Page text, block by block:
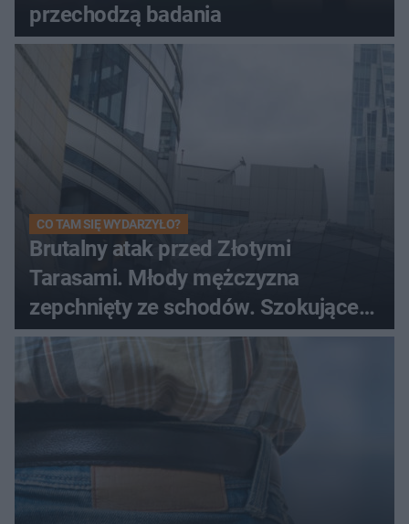
przechodzą badania
CO TAM SIĘ WYDARZYŁO?
Brutalny atak przed Złotymi
Tarasami. Młody mężczyzna
zepchnięty ze schodów. Szokujące
nagranie krąży po sieci